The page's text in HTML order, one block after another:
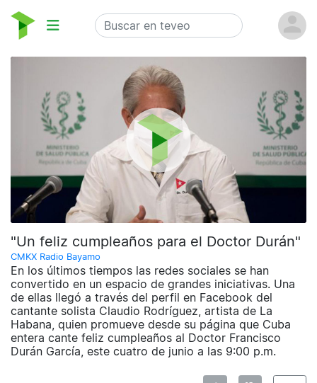
"Un feliz cumpleaños para el Doctor Durán"
CMKX Radio Bayamo
En los últimos tiempos las redes sociales se han
convertido en un espacio de grandes iniciativas. Una
de ellas llegó a través del perfil en Facebook del
cantante solista Claudio Rodríguez, artista de La
Habana, quien promueve desde su página que Cuba
entera cante feliz cumpleaños al Doctor Francisco
Durán García, este cuatro de junio a las 9:00 p.m.